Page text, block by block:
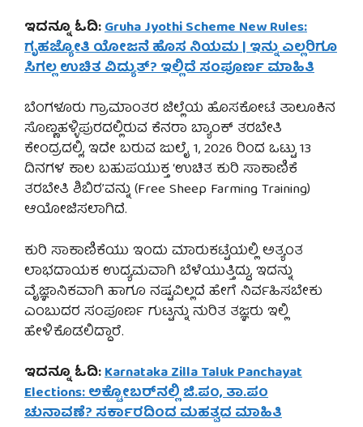
ಇದನ್ನೂ ಓದಿ:Gruha Jyothi Scheme New Rules:
ಗೃಹಜ್ಯೋತಿ ಯೋಜನೆ ಹೊಸ ನಿಯಮ | ಇನ್ನು ಎಲ್ಲರಿಗೂ
ಸಿಗಲ್ಲ ಉಚಿತ ವಿದ್ಯುತ್? ಇಲ್ಲಿದೆ ಸಂಪೂರ್ಣ ಮಾಹಿತಿ
ಬೆಂಗಳೂರು ಗ್ರಾಮಾಂತರ ಜಿಲ್ಲೆಯ ಹೊಸಕೋಟೆ ತಾಲೂಕಿನ
ಸೊಣ್ಣಹಳ್ಳಿಪುರದಲ್ಲಿರುವ ಕೆನರಾ ಬ್ಯಾಂಕ್ ತರಬೇತಿ
ಕೇಂದ್ರದಲ್ಲಿ, ಇದೇ ಬರುವ ಜುಲೈ 1, 2026 ರಿಂದ ಒಟ್ಟು 13
ದಿನಗಳ ಕಾಲ ಬಹುಪಯುಕ್ತ ‘ಉಚಿತ ಕುರಿ ಸಾಕಾಣಿಕೆ
ತರಬೇತಿ ಶಿಬಿರ’ವನ್ನು (Free Sheep Farming Training)
ಆಯೋಜಿಸಲಾಗಿದೆ.
ಕುರಿ ಸಾಕಾಣಿಕೆಯು ಇಂದು ಮಾರುಕಟ್ಟೆಯಲ್ಲಿ ಅತ್ಯಂತ
ಲಾಭದಾಯಕ ಉದ್ಯಮವಾಗಿ ಬೆಳೆಯುತ್ತಿದ್ದು, ಇದನ್ನು
ವೈಜ್ಞಾನಿಕವಾಗಿ ಹಾಗೂ ನಷ್ಟವಿಲ್ಲದೆ ಹೇಗೆ ನಿರ್ವಹಿಸಬೇಕು
ಎಂಬುದರ ಸಂಪೂರ್ಣ ಗುಟ್ಟನ್ನು ನುರಿತ ತಜ್ಞರು ಇಲ್ಲಿ
ಹೇಳಿಕೊಡಲಿದ್ದಾರೆ.
ಇದನ್ನೂ ಓದಿ:Karnataka Zilla Taluk Panchayat
Elections: ಅಕ್ಟೋಬರ್‌ನಲ್ಲಿ ಜಿ.ಪಂ, ತಾ.ಪಂ
ಚುನಾವಣೆ? ಸರ್ಕಾರದಿಂದ ಮಹತ್ವದ ಮಾಹಿತಿ